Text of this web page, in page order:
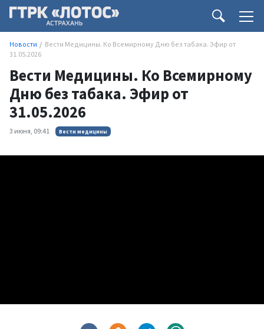
Новости
Вести Медицины. Ко Всемирному Дню без табака. Эфир от
31.05.2026
Вести Медицины. Ко Всемирному
Дню без табака. Эфир от
31.05.2026
3 июня, 09:41 Вести медицины